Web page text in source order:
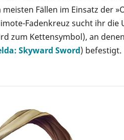
Fällen im Einsatz der
Fadenkreuz sucht ihr die
zum Kettensymbol), an
Skyward Sword) befestigt.